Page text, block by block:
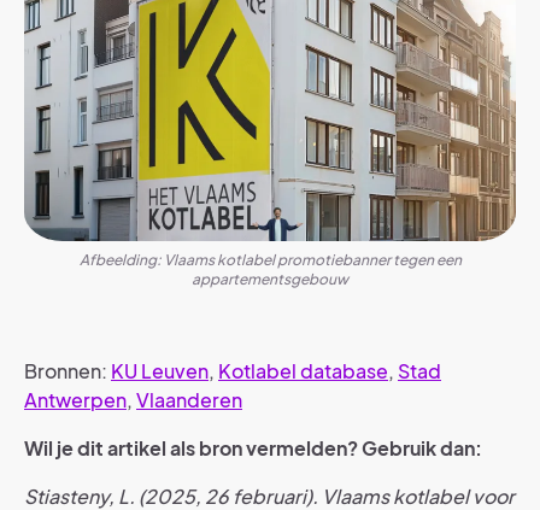
Afbeelding: Vlaams kotlabel promotiebanner tegen een
appartementsgebouw
Bronnen: KU Leuven, Kotlabel database, Stad
Antwerpen, Vlaanderen
Wil je dit artikel als bron vermelden? Gebruik dan:
Stiasteny, L. (2025, 26 februari). Vlaams kotlabel voor